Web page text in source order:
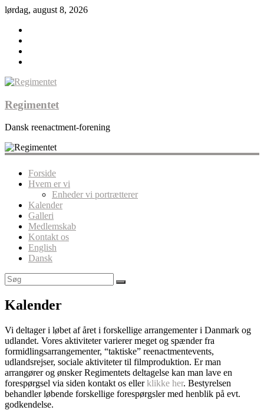
lørdag, august 8, 2026
Regimentet
Dansk reenactment-forening
Forside
Hvem er vi
Enheder vi portrætterer
Kalender
Galleri
Medlemskab
Kontakt os
English
Dansk
Kalender
Vi deltager i løbet af året i forskellige arrangementer i Danmark og
udlandet. Vores aktiviteter varierer meget og spænder fra
formidlingsarrangementer, “taktiske” reenactmentevents,
udlandsrejser, sociale aktiviteter til filmproduktion. Er man
arrangører og ønsker Regimentets deltagelse kan man lave en
forespørgsel via siden kontakt os ellerklikke her. Bestyrelsen
behandler løbende forskellige forespørgsler med henblik på evt.
godkendelse.